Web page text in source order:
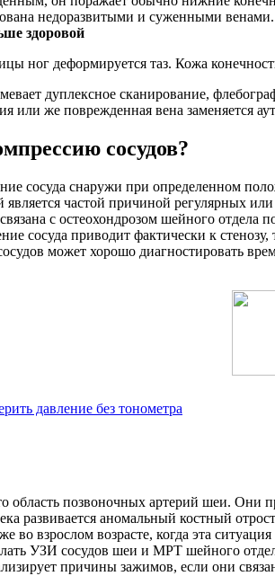
недоразвитыми и суженными
здоровой
ног деформируется таз. Кожа
дуплексное сканирование,
или же поврежденная вена заменяется
сосудов?
сосуда снаружи при определенном
частой причиной регулярных
с остеохондрозом шейного
сосуда приводит фактически к
может хорошо диагностировать
давление без тонометра
область позвоночных артерий шеи. Они
развивается аномальный костный
во взрослом возрасте, когда эта
УЗИ сосудов шеи и МРТ шейного
причины зажимов, если они